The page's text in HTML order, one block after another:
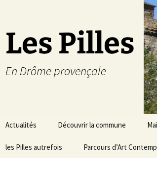
Les Pilles
En Drôme provençale
Aller
contenu
Actualités Découvrir la commune
Le mot du maire
les Pilles autrefois Parcours d’Art